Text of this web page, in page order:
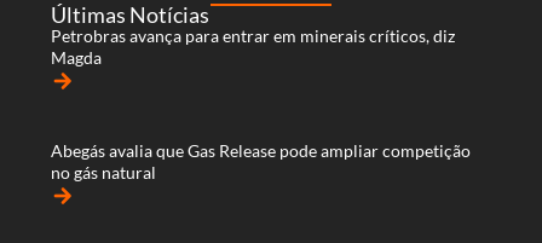
Últimas Notícias
Petrobras avança para entrar em minerais críticos, diz
Magda
arrow_forward
Abegás avalia que Gas Release pode ampliar competição
no gás natural
arrow_forward